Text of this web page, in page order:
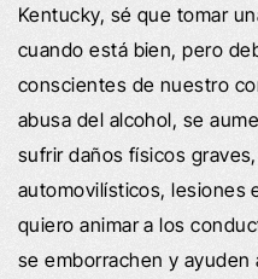
Kentucky, sé que tomar
cuando está bien, pero
conscientes de nuestro
abusa del alcohol, se
sufrir daños físicos
automovilísticos, lesiones
quiero animar a los
se emborrachen y ayuden